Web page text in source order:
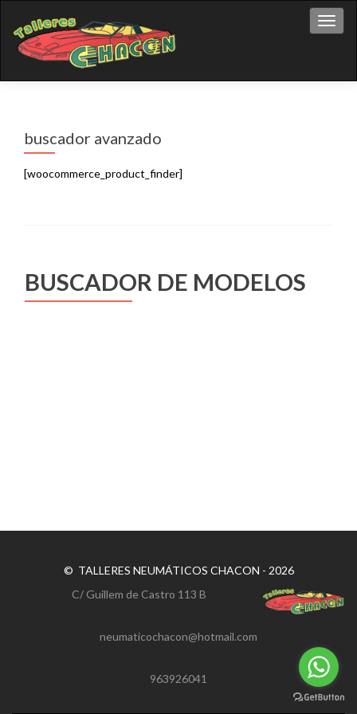
buscador avanzado
[woocommerce_product_finder]
BUSCADOR DE MODELOS
© TALLERES NEUMÁTICOS CHACON - 2026
C/ Guillem de Castro 113 B
neumaticochacon@hotmail.com
963926041